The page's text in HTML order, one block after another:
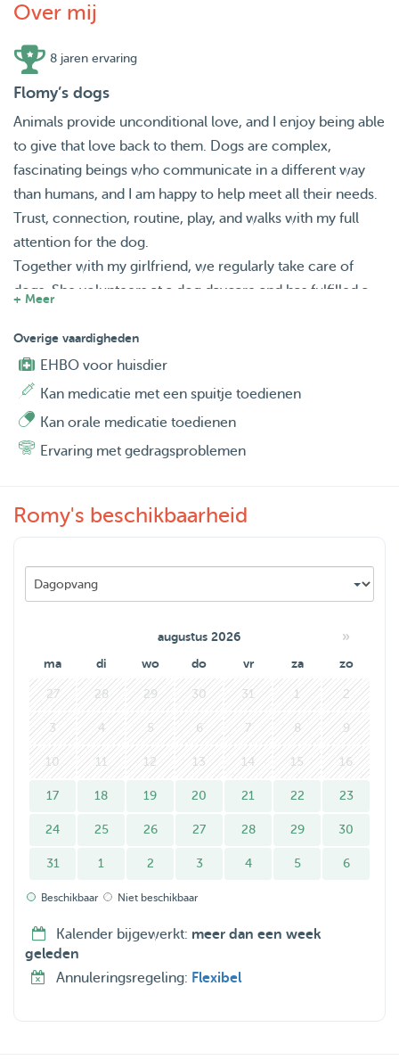
Over mij
8 jaren ervaring
Flomy’s dogs
Animals provide unconditional love, and I enjoy being able
to give that love back to them. Dogs are complex,
fascinating beings who communicate in a different way
than humans, and I am happy to help meet all their needs.
Trust, connection, routine, play, and walks with my full
attention for the dog.
Together with my girlfriend, we regularly take care of
dogs. She volunteers at a dog daycare and has fulfilled a
specific characteristics. The companionship of a dog
brings me great fulfillment, and I find it interesting to take
care of different types of dogs, get to know them and
make them feel the most at home. There is nothing like
+ Meer
Overige vaardigheden
EHBO voor huisdier
Kan medicatie met een spuitje toedienen
Kan orale medicatie toedienen
Ervaring met gedragsproblemen
Romy's beschikbaarheid
augustus 2026 »
ma di wo do vr za zo
27 28 29 30 31 1 2
3 4 5 6 7 8 9
10 11 12 13 14 15 16
17 18 19 20 21 22 23
24 25 26 27 28 29 30
31 1 2 3 4 5 6
Beschikbaar Niet beschikbaar
Kalender bijgewerkt: meer dan een week
geleden
Annuleringsregeling: Flexibel